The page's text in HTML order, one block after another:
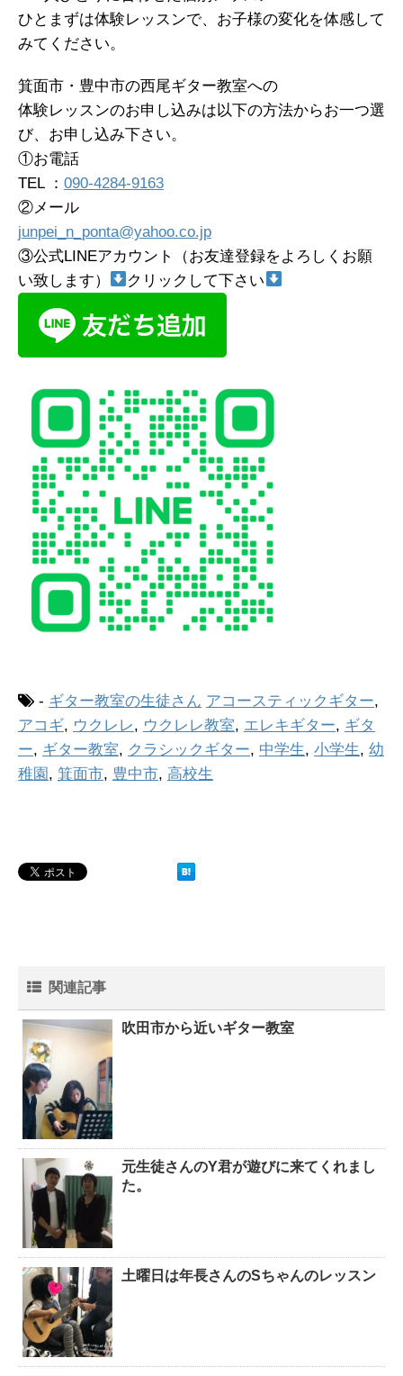
ひとまずは体験レッスンで、お子様の変化を体感して
みてください。
箕面市・豊中市の西尾ギター教室への
体験レッスンのお申し込みは以下の方法からお一つ選
び、お申し込み下さい。
①お電話
TEL ： 090-4284-9163
②メール
junpei_n_ponta@yahoo.co.jp
③公式LINEアカウント（お友達登録をよろしくお願
い致します）
クリックして下さい
- ギター教室の生徒さん アコースティックギター,
アコギ, ウクレレ, ウクレレ教室, エレキギター, ギタ
ー, ギター教室, クラシックギター, 中学生, 小学生, 幼
稚園, 箕面市, 豊中市, 高校生
関連記事
吹田市から近いギター教室
元生徒さんのY君が遊びに来てくれまし
た。
土曜日は年長さんのSちゃんのレッスン